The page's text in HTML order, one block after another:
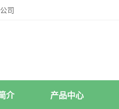
司
介 产品中心